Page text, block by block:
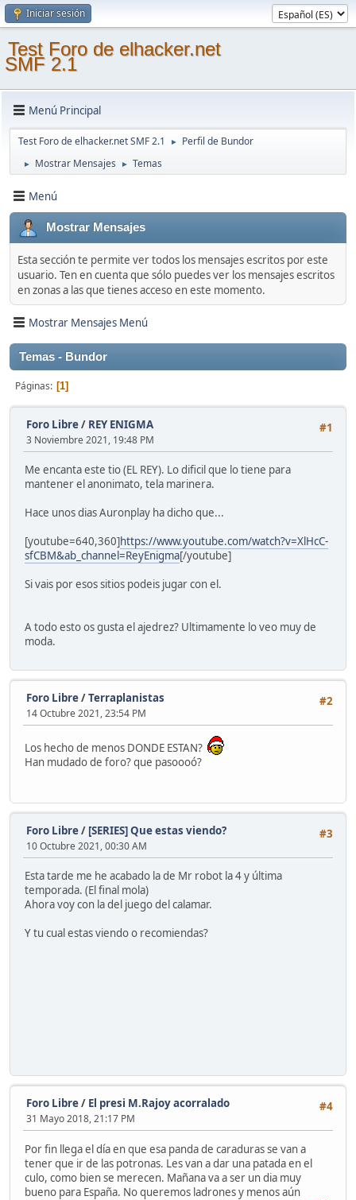
Iniciar sesión
Test Foro de elhacker.net
SMF 2.1
Menú Principal
Test Foro de elhacker.net SMF 2.1 ► Perfil de Bundor
► Mostrar Mensajes ► Temas
Menú
Mostrar Mensajes
Esta sección te permite ver todos los mensajes escritos por este
usuario. Ten en cuenta que sólo puedes ver los mensajes escritos
en zonas a las que tienes acceso en este momento.
Mostrar Mensajes Menú
Temas - Bundor
Páginas 1
#1
Foro Libre/ REY ENIGMA
3 Noviembre 2021, 19:48 PM
Me encanta este tio (EL REY). Lo dificil que lo tiene para
mantener el anonimato, tela marinera.
Hace unos dias Auronplay ha dicho que...
[youtube=640,360]https://www.youtube.com/watch?v=XlHcC-
sfCBM&ab_channel=ReyEnigma[/youtube]
Si vais por esos sitios podeis jugar con el.
A todo esto os gusta el ajedrez? Ultimamente lo veo muy de
moda.
#2
Foro Libre/Terraplanistas
14 Octubre 2021, 23:54 PM
Los hecho de menos DONDE ESTAN?
Han mudado de foro? que pasoooó?
#3
Foro Libre/ [SERIES] Que estas viendo?
10 Octubre 2021, 00:30 AM
Esta tarde me he acabado la de Mr robot la 4 y última
temporada. (El final mola)
Ahora voy con la del juego del calamar.
Y tu cual estas viendo o recomiendas?
#4
Foro Libre/ El presi M.Rajoy acorralado
31 Mayo 2018, 21:17 PM
Por fin llega el día en que esa panda de caraduras se van a
tener que ir de las potronas. Les van a dar una patada en el
culo, como bien se merecen. Mañana va a ser un dia muy
bueno para España. No queremos ladrones y menos aún